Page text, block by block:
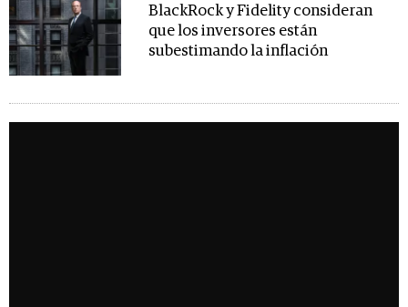
BlackRock y Fidelity consideran
que los inversores están
subestimando la inflación